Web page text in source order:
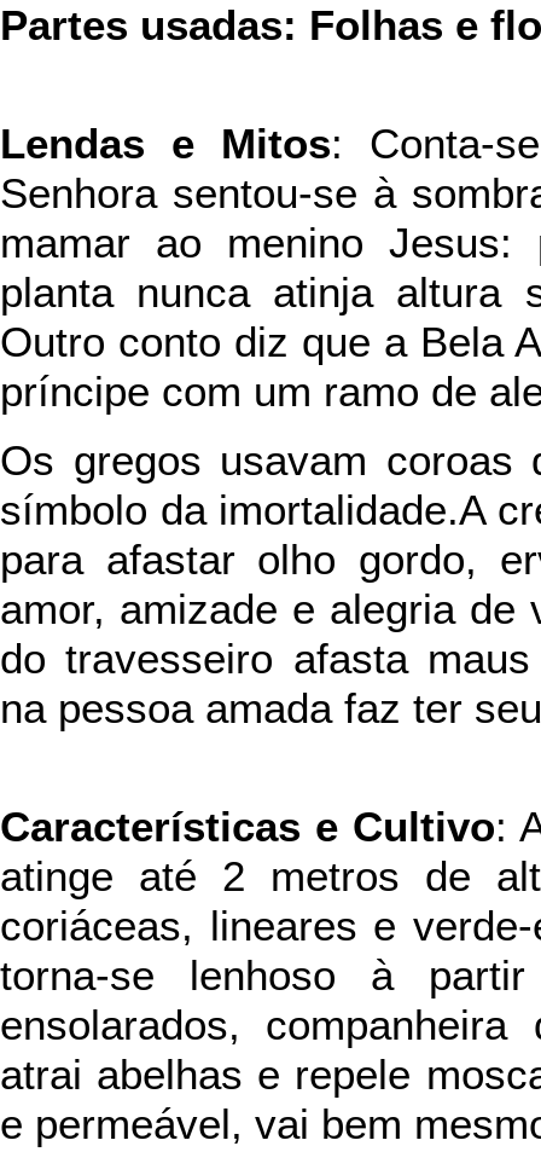
Partes usadas: Folhas e
Lendas e Mitos: Conta-
Senhora sentou-se à
mamar ao menino
planta nunca atinja altura
Outro conto diz que a Bela
príncipe com um ramo de
Os gregos usavam coroas
símbolo da imortalidade.A
para afastar olho gordo,
amor, amizade e alegria de
do travesseiro afasta
na pessoa amada faz ter
Características e Cultivo:
atinge até 2 metros de
coriáceas, lineares e
torna-se lenhoso à
ensolarados,
atrai abelhas e repele
e permeável, vai bem